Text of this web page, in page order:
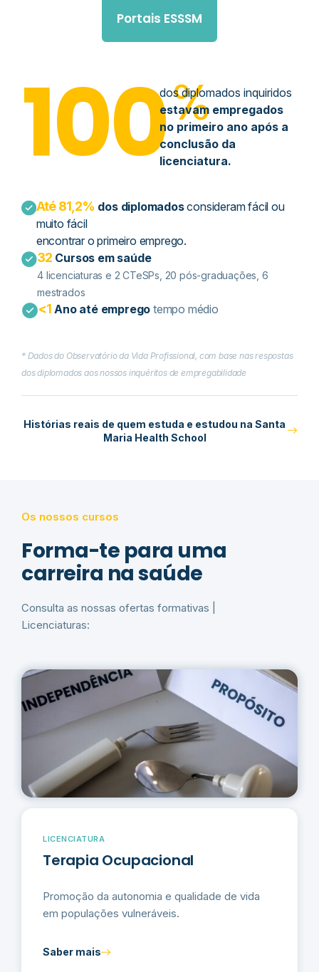
Portais ESSSM
100%
dos diplomados inquiridos
estavam empregados
no primeiro ano após a
conclusão da
licenciatura.
Até 81,2% dos diplomadosconsideram fácil ou
muito fácil
encontrar o primeiro emprego.
32 Cursos em saúde
4 licenciaturas e 2 CTeSPs​, 20 pós-graduações, 6
mestrados
<1 Ano até empregotempo médio
* Dados do Observatório da Vida Profissional, com base nas respostas
dos diplomados aos nossos inquéritos de empregabilidade
Histórias reais de quem estuda e estudou na Santa
Maria Health School
Os nossos cursos
Forma-te para uma
carreira na saúde
Consulta as nossas ofertas formativas |
Licenciaturas:
LICENCIATURA
Terapia Ocupacional
Promoção da autonomia e qualidade de vida
em populações vulneráveis.
Saber mais